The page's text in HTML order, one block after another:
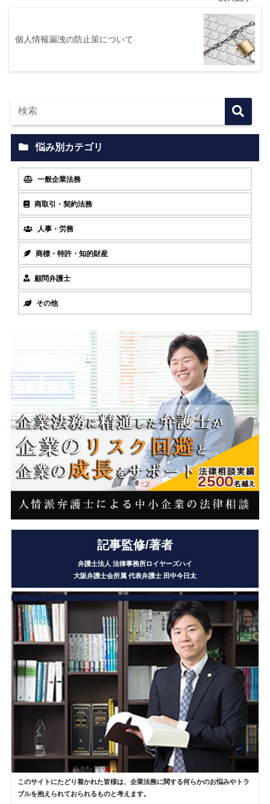
個人情報漏洩の防止策について
悩み別カテゴリ
一般企業法務
商取引・契約法務
人事・労務
商標・特許・知的財産
顧問弁護士
その他
記事監修/著者
弁護士法人 法律事務所ロイヤーズハイ
大阪弁護士会所属 代表弁護士 田中今日太
このサイトにたどり着かれた皆様は、企業法務に関する何らかのお悩みやトラ
ブルを抱えられておられるものと考えます。